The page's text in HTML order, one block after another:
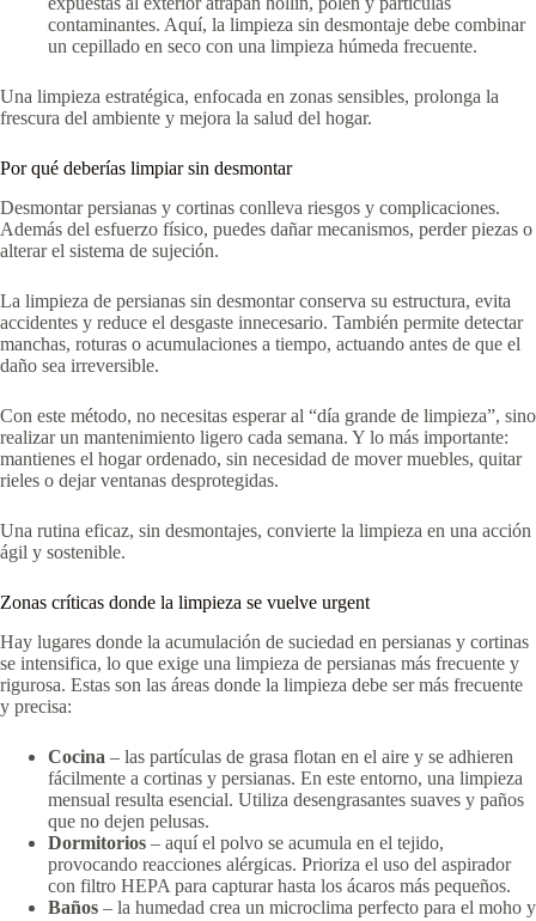
contaminantes. Aquí, la limpieza sin desmontaje debe combinar
un cepillado en seco con una limpieza húmeda frecuente.
Una limpieza estratégica, enfocada en zonas sensibles, prolonga la
frescura del ambiente y mejora la salud del hogar.
Por qué deberías limpiar sin desmontar
Desmontar persianas y cortinas conlleva riesgos y complicaciones.
Además del esfuerzo físico, puedes dañar mecanismos, perder piezas o
alterar el sistema de sujeción.
La limpieza de persianas sin desmontar conserva su estructura, evita
accidentes y reduce el desgaste innecesario. También permite detectar
manchas, roturas o acumulaciones a tiempo, actuando antes de que el
daño sea irreversible.
Con este método, no necesitas esperar al “día grande de limpieza”, sino
realizar un mantenimiento ligero cada semana. Y lo más importante:
mantienes el hogar ordenado, sin necesidad de mover muebles, quitar
rieles o dejar ventanas desprotegidas.
Una rutina eficaz, sin desmontajes, convierte la limpieza en una acción
ágil y sostenible.
Zonas críticas donde la limpieza se vuelve urgent
Hay lugares donde la acumulación de suciedad en persianas y cortinas
se intensifica, lo que exige una limpieza de persianas más frecuente y
rigurosa. Estas son las áreas donde la limpieza debe ser más frecuente
y precisa:
Cocina – las partículas de grasa flotan en el aire y se adhieren
fácilmente a cortinas y persianas. En este entorno, una limpieza
mensual resulta esencial. Utiliza desengrasantes suaves y paños
que no dejen pelusas.
Dormitorios – aquí el polvo se acumula en el tejido,
provocando reacciones alérgicas. Prioriza el uso del aspirador
con filtro HEPA para capturar hasta los ácaros más pequeños.
Baños – la humedad crea un microclima perfecto para el moho y